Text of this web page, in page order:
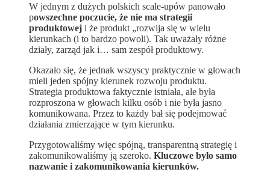
W jednym z dużych polskich scale-upów panowało
powszechne poczucie, że nie ma strategii
produktowej i że produkt „rozwija się w wielu
kierunkach (i to bardzo powoli). Tak uważały różne
działy, zarząd jak i… sam zespół produktowy.
Okazało się, że jednak wszyscy praktycznie w głowach
mieli jeden spójny kierunek rozwoju produktu.
Strategia produktowa faktycznie istniała, ale była
rozproszona w głowach kilku osób i nie była jasno
komunikowana. Przez to każdy bał się podejmować
działania zmierzające w tym kierunku.
Przygotowaliśmy więc spójną, transparentną strategię i
zakomunikowaliśmy ją szeroko. Kluczowe było samo
nazwanie i zakomunikowania kierunków.